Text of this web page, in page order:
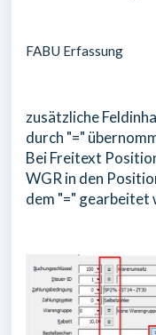
FABU Erfassung
zusätzliche
durch "="
Bei Freitext
WGR in den
dem "=" gearbeitet